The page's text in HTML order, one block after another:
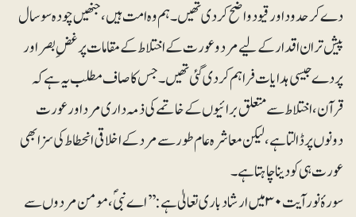
دے کر حدود اور قیود واضح کر دی تھیں۔ ہم وہ امت ہیں، جنھیں چودہ سو سال
پیش تر ان ا قدار کے لیے مرد و عورت کے اختلاط کے مقامات پر غضِ بصر اور
پردے جیسی ہدایات فراہم کر دی گئی تھیں۔ جس کا صاف مطلب یہ ہے کہ
قرآن، اختلاط سے متعلق برائیوں کے خاتمے کی ذمہ داری مرد اور عورت
دونوں پر ڈالتا ہے، لیکن معاشرہ عام طور سے مرد کے اخلاقی انحطا ط کی سزا بھی
عورت ہی کو دینا چاہتا ہے۔
سورۂ نور آیت۳۰ میں ارشاد باری تعالیٰ ہے:’’اے نبیؐ، مومن مردوں سے